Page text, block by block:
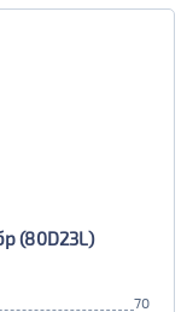
(80D23L)
70